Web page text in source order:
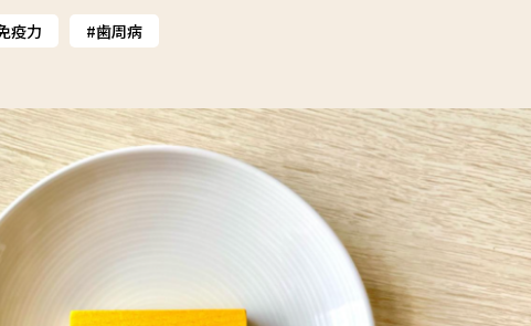
疫力 歯周病